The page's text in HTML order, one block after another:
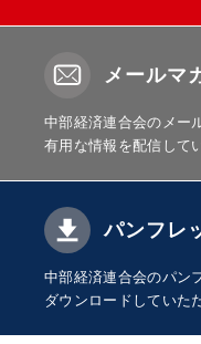
メールマ
中部経済連合会のメー
有用な情報を配信して
パンフレ
中部経済連合会のパン
ダウンロードしていた